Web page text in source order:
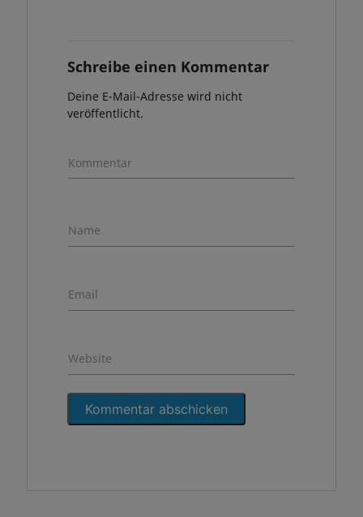
Schreibe einen Kommentar
Deine E-Mail-Adresse wird nicht
veröffentlicht.
Kommentar
Name
Email
Website